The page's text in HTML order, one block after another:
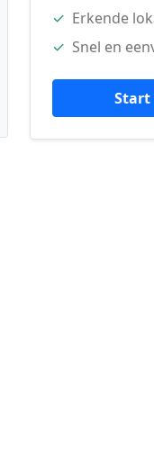
✓ Erkende
✓ Snel en
Start